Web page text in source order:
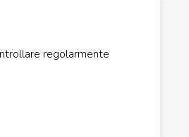
regolarmente